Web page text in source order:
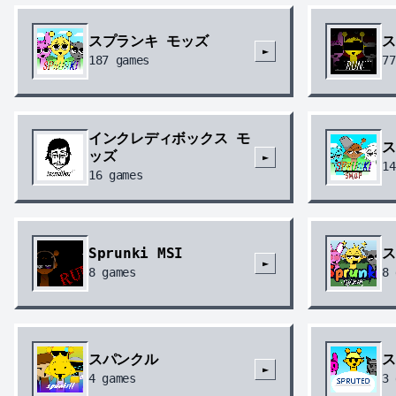
スプランキ モッズ
187 games
►
77
インクレディボックス モ
ッズ
16games
►
14
Sprunki MSI
8games
►
8
スパンクル
4games
►
3